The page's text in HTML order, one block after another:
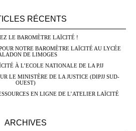
RÉCENTS
LE BAROMÈTRE LAÏCITÉ !
NOTRE BAROMÈTRE LAÏCITÉ AU LYCÉE
DE LIMOGES
À L’ECOLE NATIONALE DE LA PJJ
LE MINISTÈRE DE LA JUSTICE (DIPJJ SUD-
OUEST)
EN LIGNE DE L’ATELIER LAÏCITÉ
ARCHIVES